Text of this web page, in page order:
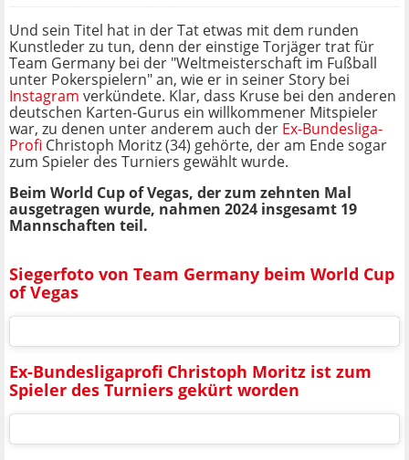
Und sein Titel hat in der Tat etwas mit dem runden
Kunstleder zu tun, denn der einstige Torjäger trat für
Team Germany bei der "Weltmeisterschaft im Fußball
unter Pokerspielern" an, wie er in seiner Story bei
Instagram verkündete. Klar, dass Kruse bei den anderen
deutschen Karten-Gurus ein willkommener Mitspieler
war, zu denen unter anderem auch der Ex-Bundesliga-
Profi Christoph Moritz (34) gehörte, der am Ende sogar
zum Spieler des Turniers gewählt wurde.
Beim World Cup of Vegas, der zum zehnten Mal
ausgetragen wurde, nahmen 2024 insgesamt 19
Mannschaften teil.
Siegerfoto von Team Germany beim World Cup
of Vegas
Ex-Bundesligaprofi Christoph Moritz ist zum
Spieler des Turniers gekürt worden